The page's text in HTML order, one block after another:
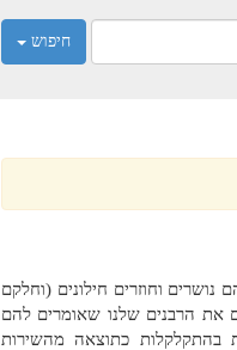
חיפוש
וחוזרים חילונים (וחלקם
את הרבנים שלנו שאומרים להם
בהתקלקלות כתוצאה מהשירות